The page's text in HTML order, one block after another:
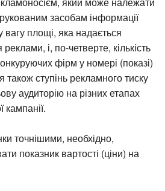
засобам інформації
площі, яка надається
і, по-четверте, кількість
фірм у номері (показі)
ступінь рекламного тиску
аудиторію на різних етапах
точнішими, необхідно,
показник вартості (ціни) на